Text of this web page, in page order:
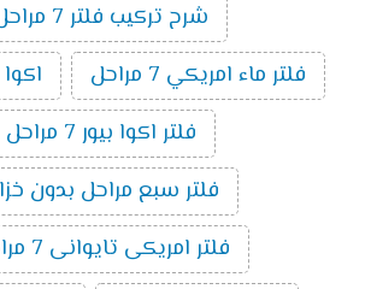
شرح تركيب فلتر 7 مراحل
فلتر ماء امريكي 7 مراحل
اكوا
فلتر اكوا بيور 7 مراحل
فلتر سبع مراحل بدون
فلتر امريكى تايوانى 7 مراحل